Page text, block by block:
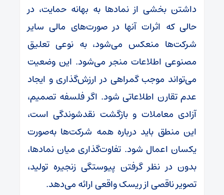
داشتن بخشی از نماد‌ها به بهانه حمایت، در
حالی که اثرات آنها در صورت‌های مالی سایر
شرکت‌ها منعکس می‌شود، به نوعی تعلیق
مصنوعی اطلاعات منجر می‌شود. این وضعیت
می‌تواند موجب گمراهی در ارزش‌گذاری و ایجاد
عدم تقارن اطلاعاتی شود. اگر فلسفه تصمیم،
آزادی معاملات و بازگشت نقدشوندگی است،
این منطق باید درباره همه شرکت‌ها به‌صورت
یکسان اعمال شود. تفاوت‌گذاری میان نمادها،
بدون در نظر گرفتن پیوستگی زنجیره تولید،
تصویر ناقصی از ریسک واقعی ارائه می‌دهد.